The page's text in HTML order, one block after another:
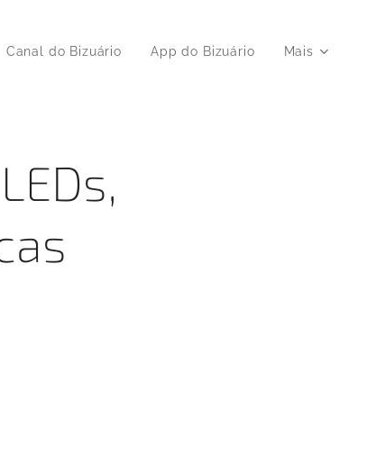
Canal do Bizuário App do Bizuário Mais